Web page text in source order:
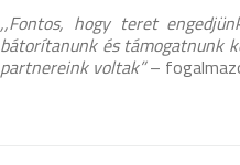
,,Fontos, hogy teret
bátorítanunk és támogatnunk
partnereink voltak”–